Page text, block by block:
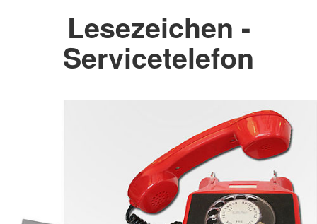
Lesezeichen -
Servicetelefon